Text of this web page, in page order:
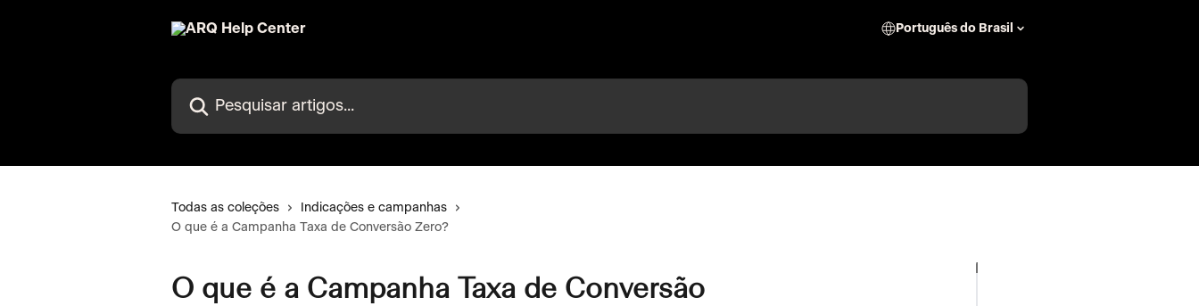
Português do Brasil
Pesquisar artigos...
Todas as coleções
Indicações e campanhas
O que é a Campanha Taxa de Conversão Zero?
O que é a Campanha Taxa de Conversão